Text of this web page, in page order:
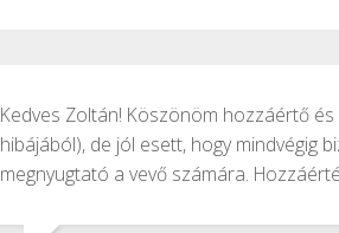
Kedves Zoltán! Köszönöm hozzáértő
hibájából), de jól esett, hogy mindvégig
megnyugtató a vevő számára.